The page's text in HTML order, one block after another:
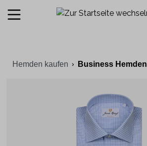
Hemden kaufen Business Hemden